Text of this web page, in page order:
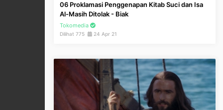
06 Proklamasi Penggenapan Kitab Suci dan Isa
Al-Masih Ditolak - Biak
Tokomedia
Dilihat 775 24 Apr 21